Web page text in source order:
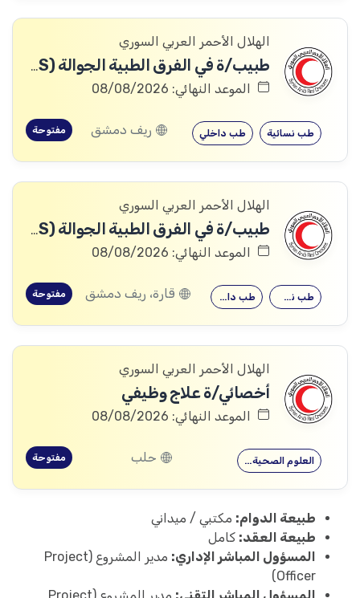
الهلال الأحمر العربي السوري
طبيب/ة في الفرق الطبية الجوالة (691HRS)
الموعد النهائي: 08/08/2026
طب داخلي طب نسائية ريف دمشق مفتوحة
الهلال الأحمر العربي السوري
طبيب/ة في الفرق الطبية الجوالة (701HRS)
الموعد النهائي: 08/08/2026
طب داخلي طب نسائية قارة، ريف دمشق مفتوحة
الهلال الأحمر العربي السوري
أخصائي/ة علاج وظيفي
الموعد النهائي: 08/08/2026
العلوم الصحية… حلب مفتوحة
طبيعة الدوام: مكتبي / ميداني
طبيعة العقد: كامل
المسؤول المباشر الإداري:
مدير المشروع (Project
Officer)